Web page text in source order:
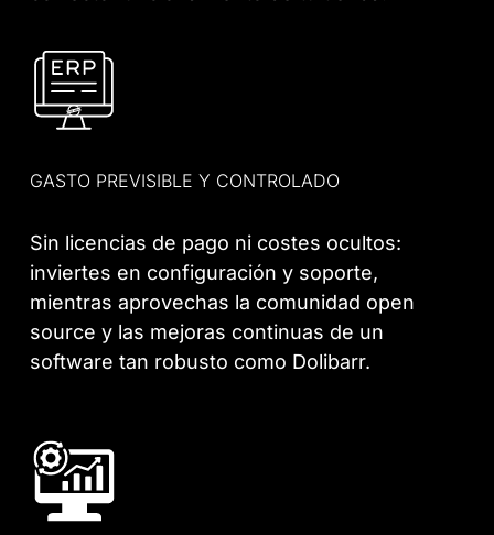
GASTO PREVISIBLE Y CONTROLADO
Sin licencias de pago ni costes ocultos:
inviertes en configuración y soporte,
mientras aprovechas la comunidad open
source y las mejoras continuas de un
software tan robusto como Dolibarr.